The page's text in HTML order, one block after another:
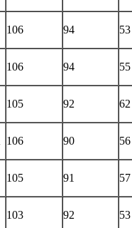
106 94 53
106 94 55
105 92 62
106 90 56
105 91 57
103 92 53